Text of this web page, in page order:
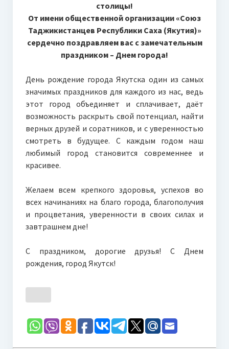
столицы!
От имени общественной организации «Союз
Таджикистанцев Республики Саха (Якутия)»
сердечно поздравляем вас с замечательным
праздником – Днем города!
День рождение города Якутска один из самых
значимых праздников для каждого из нас, ведь
этот город объединяет и сплачивает, даёт
возможность раскрыть свой потенциал, найти
верных друзей и соратников, и с уверенностью
смотреть в будущее. С каждым годом наш
любимый город становится современнее и
красивее.
Желаем всем крепкого здоровья, успехов во
всех начинаниях на благо города, благополучия
и процветания, уверенности в своих силах и
завтрашнем дне!
С праздником, дорогие друзья! С Днем
рождения, город Якутск!